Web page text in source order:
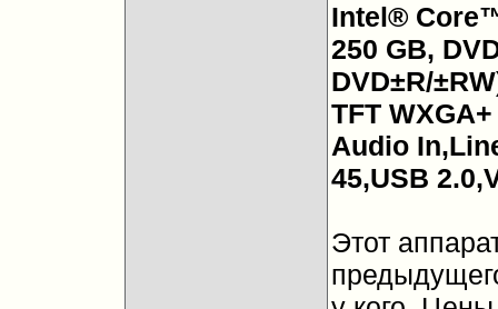
Intel®
250 GB,
DVD±R/
TFT
Audio
45,USB
Этот